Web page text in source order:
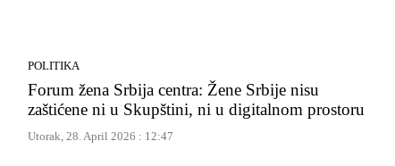
POLITIKA
Forum žena Srbija centra: Žene Srbije nisu
zaštićene ni u Skupštini, ni u digitalnom prostoru
Utorak, 28. April 2026 : 12:47